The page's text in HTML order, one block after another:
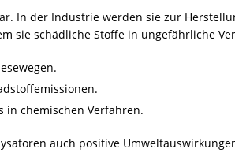
In der Industrie werden sie zur
sie schädliche Stoffe in ungefährliche
in chemischen Verfahren.
auch positive